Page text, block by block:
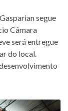
segue
Câmara
será entregue
do local.